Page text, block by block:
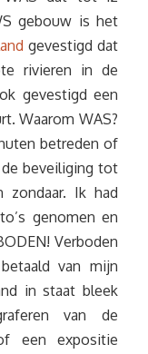
gebouw is het
gevestigd dat
rivieren in de
gevestigd een
Waarom WAS?
betreden of
beveiliging tot
zondaar. Ik had
genomen en
Verboden
van mijn
in staat bleek
van de
een expositie